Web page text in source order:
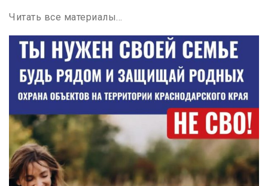
Читать все материалы…